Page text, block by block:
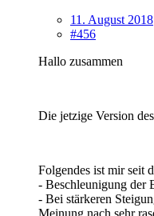
11. August 2018
#456
Hallo zusammen
Die jetzige Version
Folgendes ist mir seit
- Beschleunigung der
- Bei stärkeren
Meinung nach sehr